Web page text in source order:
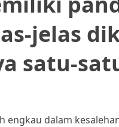
jelas
satu-
dalam